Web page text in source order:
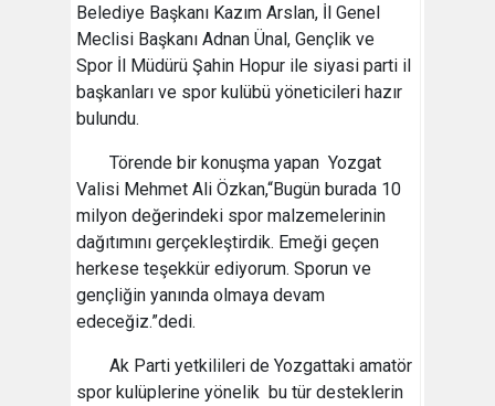
Belediye Başkanı Kazım Arslan, İl Genel
Meclisi Başkanı Adnan Ünal, Gençlik ve
Spor İl Müdürü Şahin Hopur ile siyasi parti il
başkanları ve spor kulübü yöneticileri hazır
bulundu.
Törende bir konuşma yapan Yozgat
Valisi Mehmet Ali Özkan,“Bugün burada 10
milyon değerindeki spor malzemelerinin
dağıtımını gerçekleştirdik. Emeği geçen
herkese teşekkür ediyorum. Sporun ve
gençliğin yanında olmaya devam
edeceğiz.”dedi.
Ak Parti yetkilileri de Yozgattaki amatör
spor kulüplerine yönelik bu tür desteklerin